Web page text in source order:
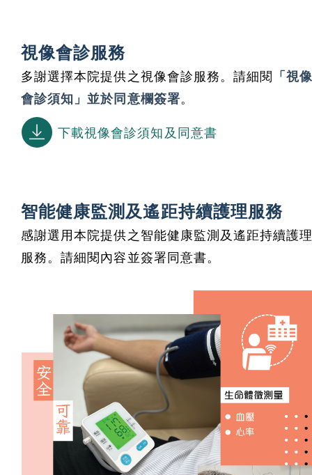
視像會診服務
多謝選擇本院提供之視像會診服務。請細閱 「視
會診須知」並於同意欄簽署。
下載視像會診須知及同意書
智能健康監測及遙距持續護理服務
感謝選用本院提供之智能健康監測及遙距持續護
服務。請細閱內容並簽署同意書。